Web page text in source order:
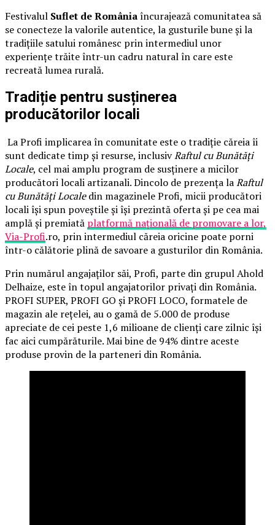
Festivalul Suflet de Româniaîncurajează comunitatea să
se conecteze la valorile autentice, la gusturile bune și la
tradițiile satului românesc prin intermediul unor
experiențe trăite într-un cadru natural în care este
recreată lumea rurală.
Tradiție pentru susținerea
producătorilor locali
La Profi implicarea în comunitate este o tradiție căreia îi
sunt dedicate timp și resurse, inclusivRaftul cu Bunătăți
Locale, cel mai amplu program de susținere a micilor
producători locali artizanali. Dincolo de prezența laRaftul
cu Bunătăți Localedin magazinele Profi, micii producători
locali își spun poveștile și își prezintă oferta și pe cea mai
amplă și premiată platformă națională de promovare a lor,
Via-Profi.ro, prin intermediul căreia oricine poate porni
într-o călătorie plină de savoare a gusturilor din România.
Prin numărul angajaților săi, Profi, parte din grupul Ahold
Delhaize, este în topul angajatorilor privați din România.
PROFI SUPER, PROFI GO și PROFI LOCO, formatele de
magazin ale rețelei, au o gamă de 5.000 de produse
apreciate de cei peste 1,6 milioane de clienți care zilnic își
fac aici cumpărăturile. Mai bine de 94% dintre aceste
produse provin de la parteneri din România.